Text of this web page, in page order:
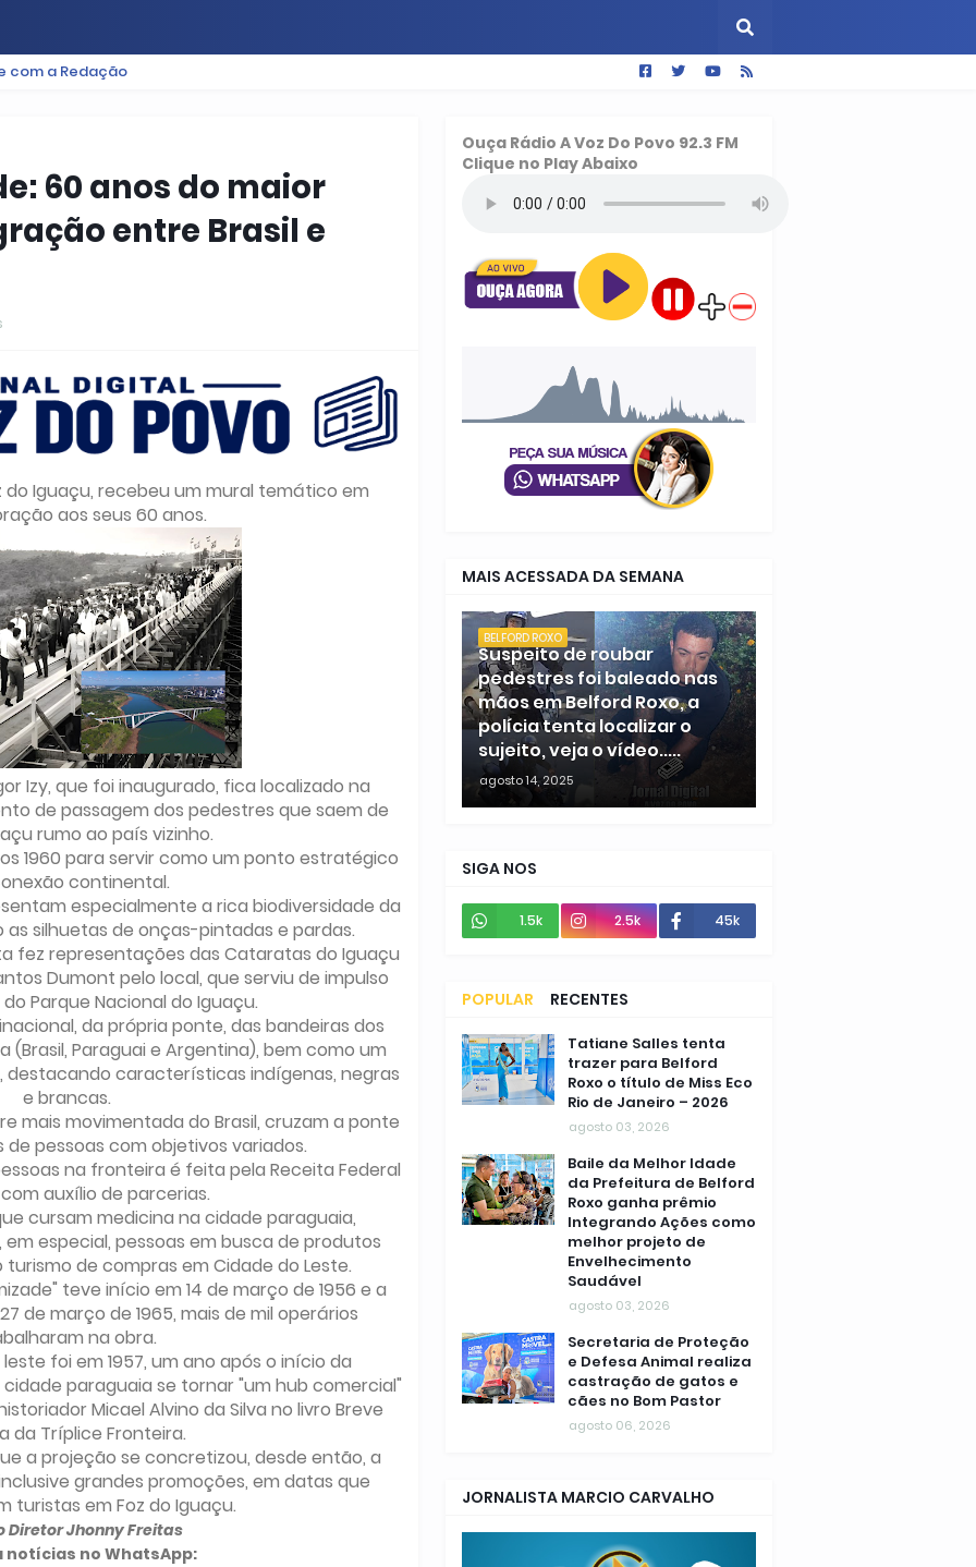
BAIXADA
com a Redação
60 anos do maior
entre Brasil e
do Iguaçu, recebeu um mural temático em
aos seus 60 anos.
Izy, que foi inaugurado, fica localizado na
de passagem dos pedestres que saem de
rumo ao país vizinho.
1960 para servir como um ponto estratégico
continental.
especialmente a rica biodiversidade da
silhuetas de onças-pintadas e pardas.
fez representações das Cataratas do Iguaçu
Dumont pelo local, que serviu de impulso
Parque Nacional do Iguaçu.
da própria ponte, das bandeiras dos
Paraguai e Argentina), bem como um
destacando características indígenas, negras
e brancas.
mais movimentada do Brasil, cruzam a ponte
pessoas com objetivos variados.
na fronteira é feita pela Receita Federal
com auxílio de parcerias.
cursam medicina na cidade paraguaia,
especial, pessoas em busca de produtos
de compras em Cidade do Leste.
teve início em 14 de março de 1956 e a
de março de 1965, mais de mil operários
na obra.
foi em 1957, um ano após o início da
paraguaia se tornar "um hub comercial"
Micael Alvino da Silva no livro Breve
da Tríplice Fronteira.
a projeção se concretizou, desde então, a
grandes promoções, em datas que
turistas em Foz do Iguaçu.
Diretor Jhonny Freitas
notícias no WhatsApp:
Ouça Rádio A Voz Do Povo 92.3 FM
Clique no Play Abaixo
MAIS ACESSADA DA SEMANA
BELFORD ROXO
Suspeito de roubar
pedestres foi baleado nas
mãos em Belford Roxo, a
polícia tenta localizar o
sujeito, veja o vídeo.....
agosto 14, 2025
SIGA NOS
1.5k 2.5k 45k
POPULAR
RECENTES
COMENTÁRIOSTatiane Salles tenta
trazer para Belford
Roxo o título de Miss Eco
Rio de Janeiro – 2026
agosto 03, 2026
Baile da Melhor Idade
da Prefeitura de Belford
Roxo ganha prêmio
Integrando Ações como
melhor projeto de
Envelhecimento
Saudável
agosto 03, 2026
Secretaria de Proteção
e Defesa Animal realiza
castração de gatos e
cães no Bom Pastor
agosto 06, 2026
JORNALISTA MARCIO CARVALHO